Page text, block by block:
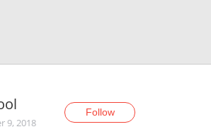
9, 2018
Follow